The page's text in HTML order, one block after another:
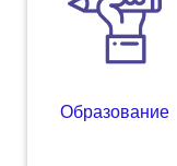
Образование